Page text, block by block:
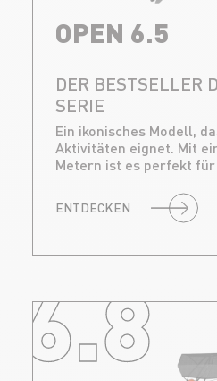
OPEN 6.5
DER BESTSELLER
SERIE
Ein ikonisches Modell,
Aktivitäten eignet. Mit
Metern ist es perfekt für
ENTDECKEN
6.8